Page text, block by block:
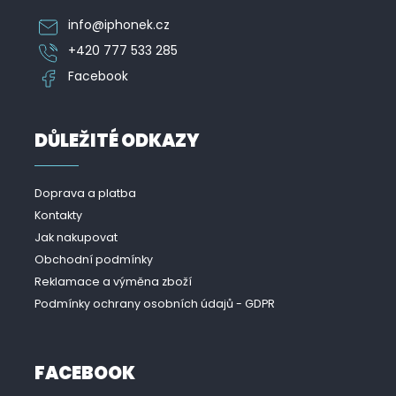
info@iphonek.cz
+420 777 533 285
Facebook
DŮLEŽITÉ ODKAZY
Doprava a platba
Kontakty
Jak nakupovat
Obchodní podmínky
Reklamace a výměna zboží
Podmínky ochrany osobních údajů - GDPR
FACEBOOK